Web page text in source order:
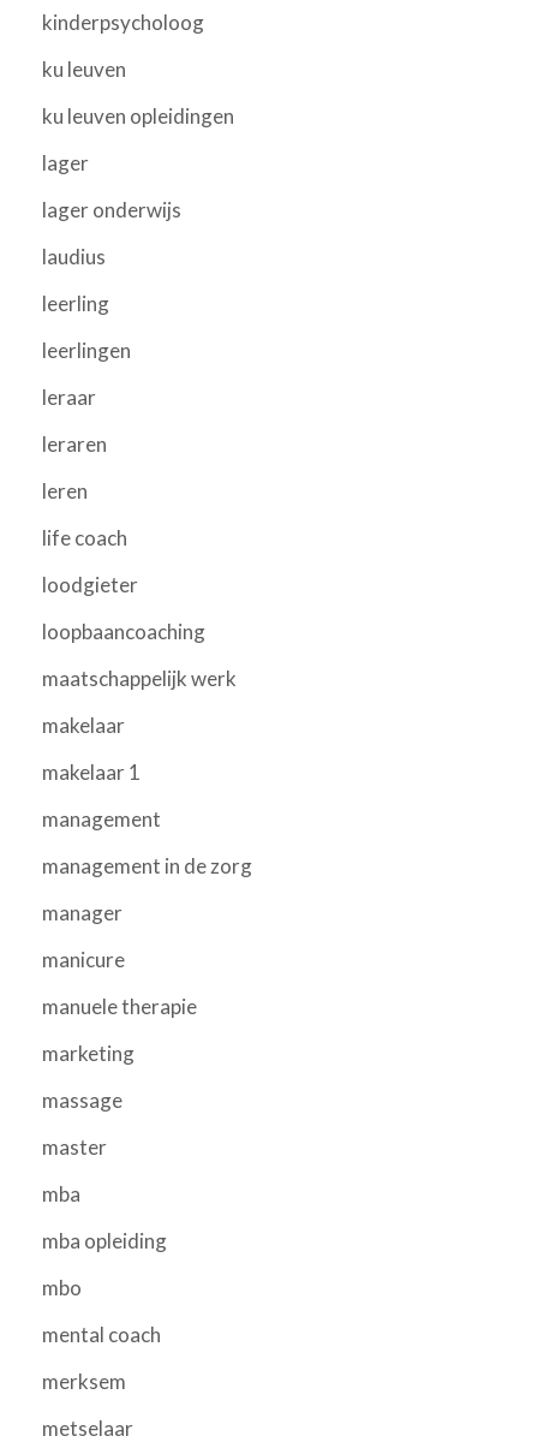
kinderpsycholoog
ku leuven
ku leuven opleidingen
lager
lager onderwijs
laudius
leerling
leerlingen
leraar
leraren
leren
life coach
loodgieter
loopbaancoaching
maatschappelijk werk
makelaar
makelaar 1
management
management in de zorg
manager
manicure
manuele therapie
marketing
massage
master
mba
mba opleiding
mbo
mental coach
merksem
metselaar